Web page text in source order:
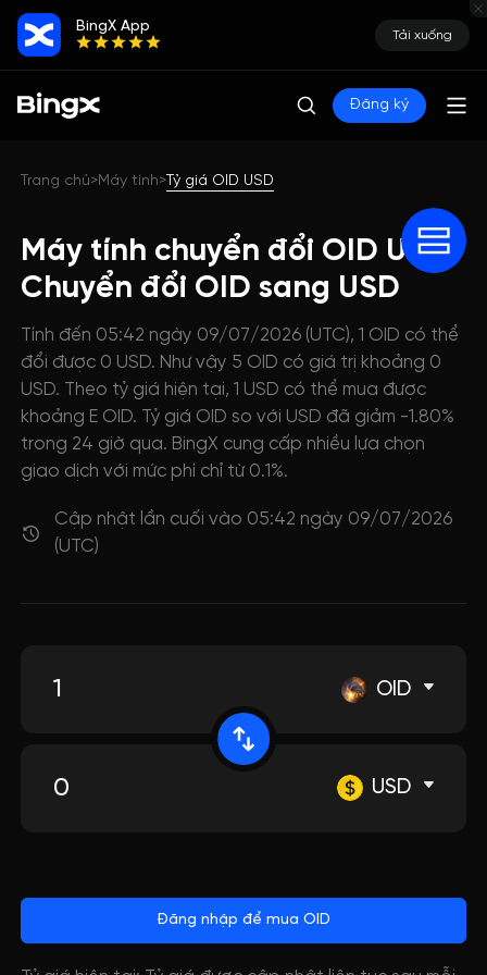
BingX App
Tải xuống
Đăng ký
Trang chủ>Máy tính>Tỷ giá OID USD
Máy tính chuyển đổi OID USD:
Chuyển đổi OID sang USD
Tính đến 05:42 ngày 09/07/2026 (UTC), 1 OID có thể
đổi được 0 USD. Như vậy 5 OID có giá trị khoảng 0
USD. Theo tỷ giá hiện tại, 1 USD có thể mua được
khoảng E OID. Tỷ giá OID so với USD đã giảm -1.80%
trong 24 giờ qua. BingX cung cấp nhiều lựa chọn
giao dịch với mức phí chỉ từ 0.1%.
Cập nhật lần cuối vào 05:42 ngày 09/07/2026
(UTC)
OID
USD
Đăng nhập để mua OID